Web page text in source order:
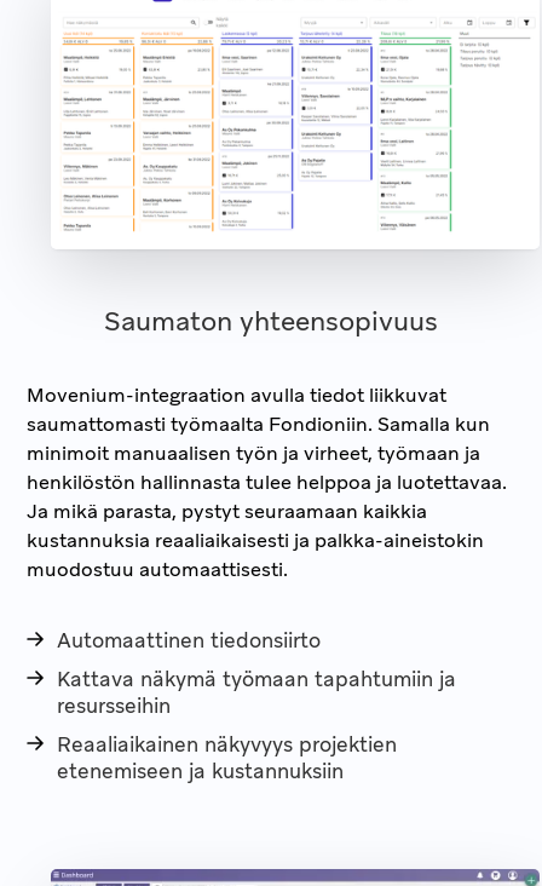
Saumaton yhteensopivuus
Movenium-integraation avulla tiedot liikkuvat
saumattomasti työmaalta Fondioniin. Samalla kun
minimoit manuaalisen työn ja virheet, työmaan ja
henkilöstön hallinnasta tulee helppoa ja luotettavaa.
Ja mikä parasta, pystyt seuraamaan kaikkia
kustannuksia reaaliaikaisesti ja palkka-aineistokin
muodostuu automaattisesti.
Automaattinen tiedonsiirto
Kattava näkymä työmaan tapahtumiin ja
resursseihin
Reaaliaikainen näkyvyys projektien
etenemiseen ja kustannuksiin